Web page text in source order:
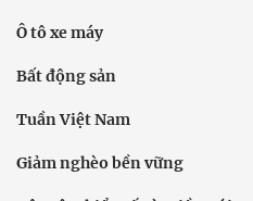
Ô tô xe máy
Bất động sản
Tuần Việt Nam
Giảm nghèo bền vững